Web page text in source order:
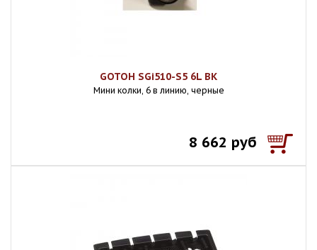
GOTOH SGi510-S5 6L BK
Мини колки, 6 в линию, черные
8 662 руб